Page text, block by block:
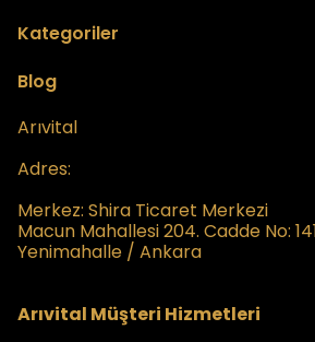
Kategoriler
Blog
Arıvital
Adres:
Merkez: Shira Ticaret Merkezi
Macun Mahallesi 204. Cadde No:
Yenimahalle / Ankara
Arıvital Müşteri Hizmetleri